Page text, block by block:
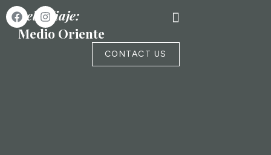
Belo Viaje:
Medio Oriente
CONTACT US